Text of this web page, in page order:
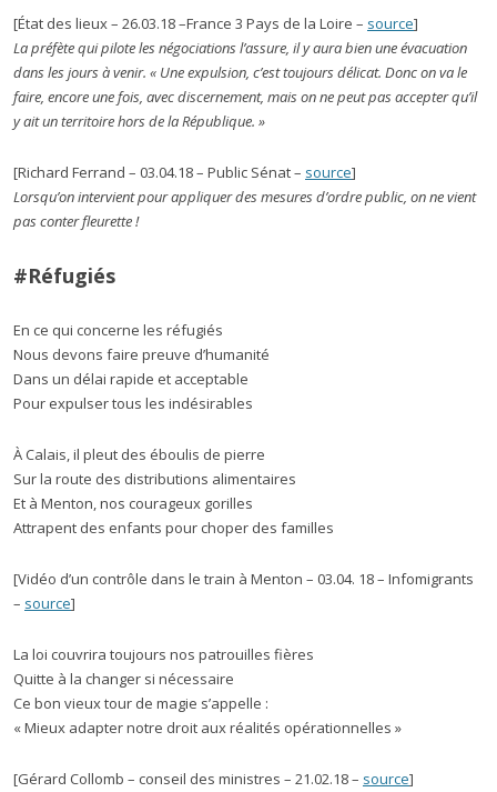
[État des lieux – 26.03.18 –France 3 Pays de la Loire – source]
La préfète qui pilote les négociations l’assure, il y aura bien une évacuation
dans les jours à venir. « Une expulsion, c’est toujours délicat. Donc on va le
faire, encore une fois, avec discernement, mais on ne peut pas accepter qu’il
y ait un territoire hors de la République. »
[Richard Ferrand – 03.04.18 – Public Sénat – source]
Lorsqu’on intervient pour appliquer des mesures d’ordre public, on ne vient
pas conter fleurette !
#Réfugiés
En ce qui concerne les réfugiés
Nous devons faire preuve d’humanité
Dans un délai rapide et acceptable
Pour expulser tous les indésirables
À Calais, il pleut des éboulis de pierre
Sur la route des distributions alimentaires
Et à Menton, nos courageux gorilles
Attrapent des enfants pour choper des familles
[Vidéo d’un contrôle dans le train à Menton – 03.04. 18 – Infomigrants
– source]
La loi couvrira toujours nos patrouilles fières
Quitte à la changer si nécessaire
Ce bon vieux tour de magie s’appelle :
« Mieux adapter notre droit aux réalités opérationnelles »
[Gérard Collomb – conseil des ministres – 21.02.18 – source]